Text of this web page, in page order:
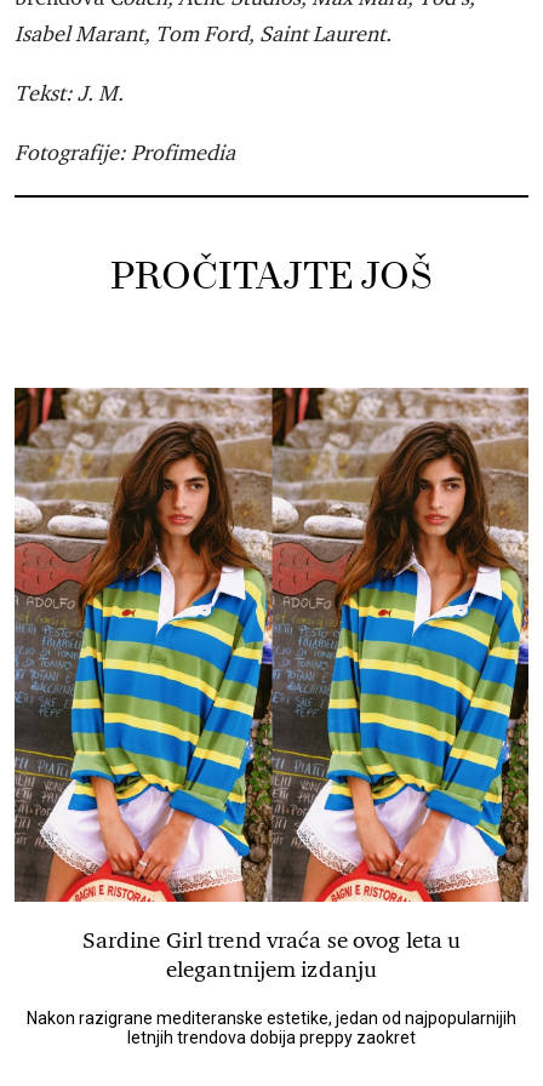
Isabel Marant, Tom Ford, Saint Laurent.
Tekst: J. M.
Fotografije: Profimedia
PROČITAJTE JOŠ
Sardine Girl trend vraća se ovog leta u
elegantnijem izdanju
Nakon razigrane mediteranske estetike, jedan od najpopularnijih
letnjih trendova dobija preppy zaokret